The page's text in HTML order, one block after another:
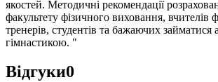
якостей. Методичні рекомендації
факультету фізичного виховання, вчителів
тренерів, студентів та бажаючих
гімнастикою. "
Відгуки0